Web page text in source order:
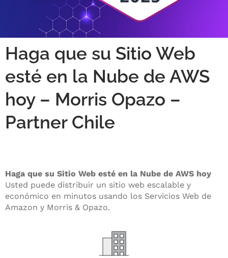
Haga que su Sitio Web
esté en la Nube de AWS
hoy – Morris Opazo –
Partner Chile
Haga que su Sitio Web esté en la Nube de AWS hoy
Usted puede distribuir un sitio web escalable y
económico en minutos usando los Servicios Web de
Amazon y Morris & Opazo.